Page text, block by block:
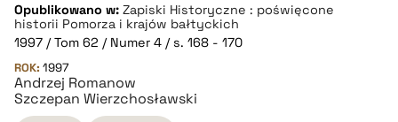
pobierz cytat
BIBTEX
Opublikowano w: Zapiski Historyczne : poświęcone
historii Pomorza i krajów bałtyckich
1997 / Tom 62 / Numer 4 / s. 168 - 170
ROK: 1997
Andrzej Romanow
Szczepan Wierzchosławski